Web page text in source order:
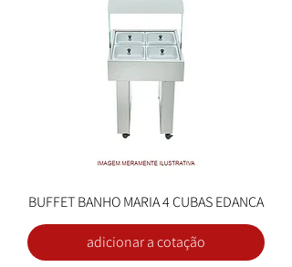
BUFFET BANHO MARIA 4 CUBAS EDANCA
adicionar a cotação